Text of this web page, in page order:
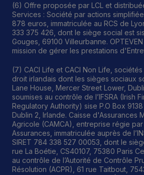
(6) Offre proposée par LCL et
Services : Société par actions
878 euros, immatriculée au RCS de
333 375 426, dont le siège social est
Gouges, 69100 Villeurbanne.
mission de gérer les prestations
(7) CACI Life et CACI Non Life,
droit irlandais dont les sièges sociaux
Lane House, Mercer Street Lower,
soumises au contrôle de l’IFSRA (Irish
Regulatory Authority) sise P.O Box
Dublin 2, Irlande. Caisse d'Assurances
Agricole (CAMCA), entreprise régie
Assurances, immatriculée auprès de
SIRET 784 338 527 00053, dont le
rue La Boétie, CS40107, 75380 Paris
au contrôle de l’Autorité de Contrôle
Résolution (ACPR), 61 rue Taitbout,